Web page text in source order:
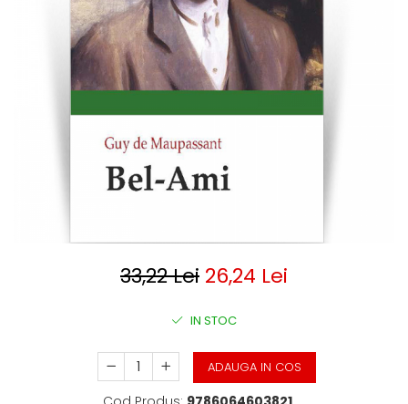
Contemporana
Sociologie si filozofie33,22 Lei 26,24 Lei
IN STOC
ADAUGA IN COS